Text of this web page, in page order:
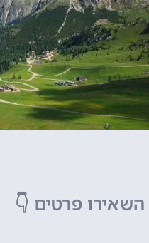
לחצו פה!
השאירו פרטים 👇